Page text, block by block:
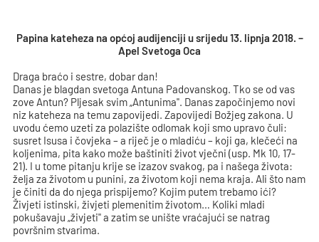
Papina kateheza na općoj audijenciji u srijedu 13. lipnja 2018. –
Apel Svetoga Oca
Draga braćo i sestre, dobar dan!
Danas je blagdan svetoga Antuna Padovanskog. Tko se od vas
zove Antun? Pljesak svim „Antunima". Danas započinjemo novi
niz kateheza na temu zapovijedi. Zapovijedi Božjeg zakona. U
uvodu ćemo uzeti za polazište odlomak koji smo upravo čuli:
susret Isusa i čovjeka – a riječ je o mladiću – koji ga, klečeći na
koljenima, pita kako može baštiniti život vječni (usp. Mk 10, 17-
21). I u tome pitanju krije se izazov svakog, pa i našega života:
želja za životom u punini, za životom koji nema kraja. Ali što nam
je činiti da do njega prispijemo? Kojim putem trebamo ići?
Živjeti istinski, živjeti plemenitim životom… Koliki mladi
pokušavaju „živjeti" a zatim se unište vraćajući se natrag
površnim stvarima.